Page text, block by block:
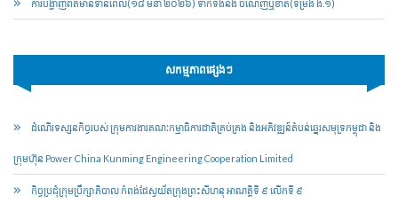
ការបង្ហាញព័ត៌មានទាន់ពេល(១៨ មីនា ២០២៦) ទាក់ទងនឹង ចំណេញឬខាត(ទម្រង់ ង.១)
សកម្មភាពផ្សេងៗ
ដំណើរទស្សនកិច្ចរបស់ ក្រុមការងារគណៈកម្មាធិការជាតិគ្រប់គ្រង និងអភិវឌ្ឍន៍តំបន់ឆ្នេរសមុទ្រកម្ពុជា និង
ក្រុមហ៊ុន Power China Kunming Engineering Cooperation Limited
កិច្ចប្រជុំក្រុមប្រឹក្សាភិបាល កំពង់ផែស្វយ័តក្រុងព្រះសីហនុ អាណត្តិទី ៩ លើកទី ៩